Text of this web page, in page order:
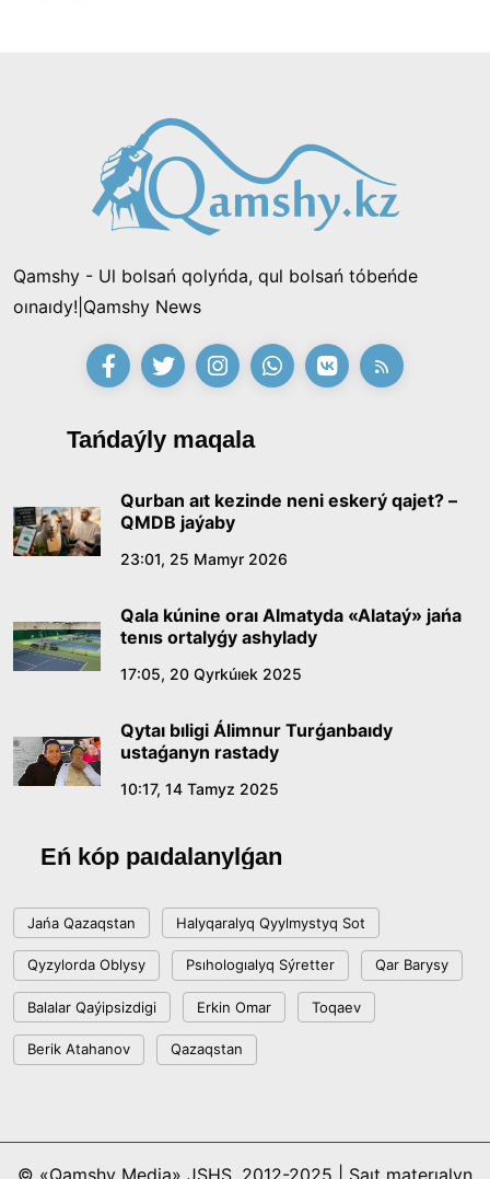
Qamshy - Ul bolsań qolyńda, qul bolsań tóbeńde
oınaıdy!|Qamshy News
Tańdaýly maqala
Qurban aıt kezinde neni eskerý qajet? –
QMDB jaýaby
23:01, 25 Mamyr 2026
Qala kúnine oraı Almatyda «Alataý» jańa
tenıs ortalyǵy ashylady
17:05, 20 Qyrkúıek 2025
Qytaı bıligi Álimnur Turǵanbaıdy
ustaǵanyn rastady
10:17, 14 Tamyz 2025
Eń kóp paıdalanylǵan
Jańa Qazaqstan Halyqaralyq Qyylmystyq Sot
Qyzylorda Oblysy Psıhologıalyq Sýretter Qar Barysy
Balalar Qaýipsizdigi Erkin Omar Toqaev
Berik Atahanov Qazaqstan
© «Qamshy Media» JSHS, 2012-2025 | Saıt materıalyn